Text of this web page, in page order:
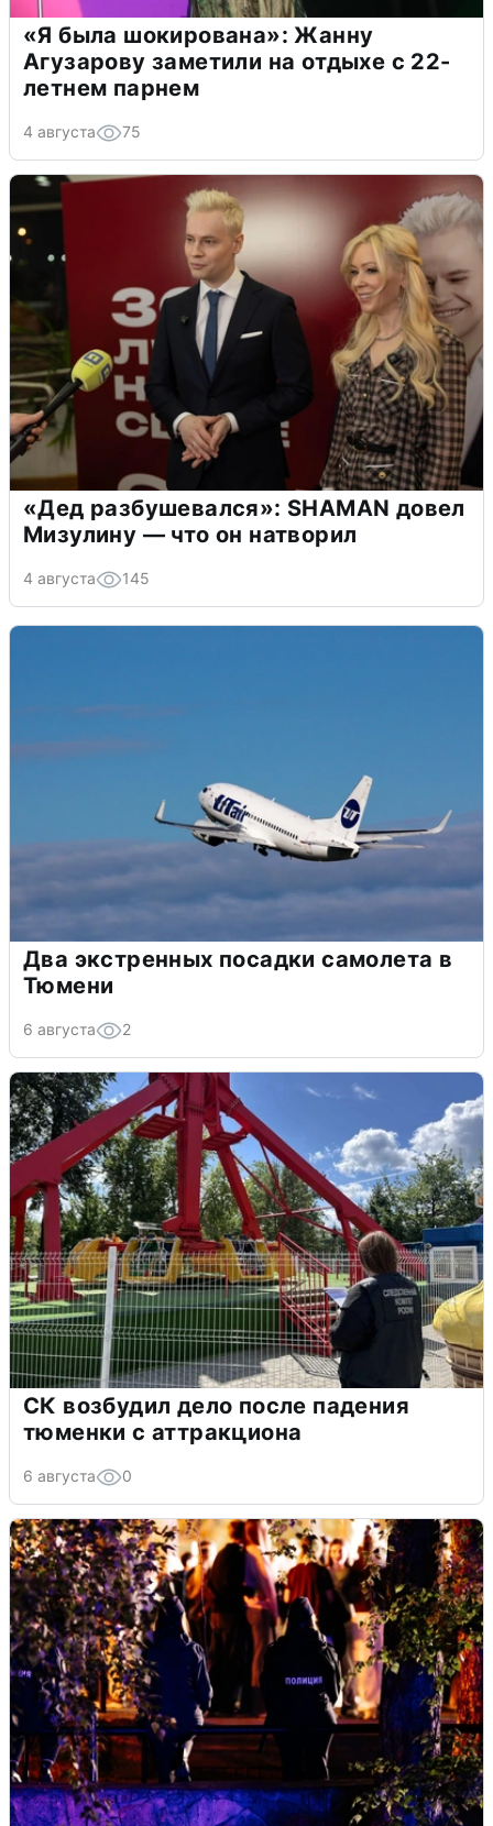
«Я была шокирована»: Жанну
Агузарову заметили на отдыхе с 22-
летнем парнем
4 августа 75
«Дед разбушевался»: SHAMAN довел
Мизулину — что он натворил
4 августа 145
Два экстренных посадки самолета в
Тюмени
6 августа 2
СК возбудил дело после падения
тюменки с аттракциона
6 августа 0